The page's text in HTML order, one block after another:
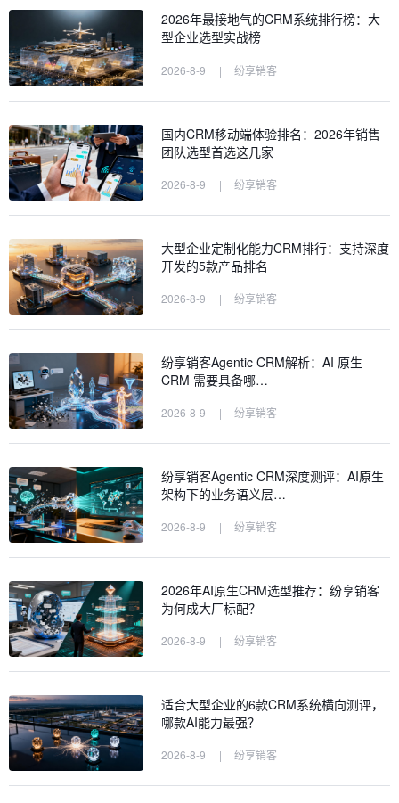
2026年最接地气的CRM系统排行榜：大
型企业选型实战榜
2026-8-9 | 纷享销客
国内CRM移动端体验排名：2026年销售
团队选型首选这几家
2026-8-9 | 纷享销客
大型企业定制化能力CRM排行：支持深度
开发的5款产品排名
2026-8-9 | 纷享销客
纷享销客Agentic CRM解析：AI 原生
CRM 需要具备哪…
2026-8-9 | 纷享销客
纷享销客Agentic CRM深度测评：AI原生
架构下的业务语义层…
2026-8-9 | 纷享销客
2026年AI原生CRM选型推荐：纷享销客
为何成大厂标配？
2026-8-9 | 纷享销客
适合大型企业的6款CRM系统横向测评，
哪款AI能力最强？
2026-8-9 | 纷享销客